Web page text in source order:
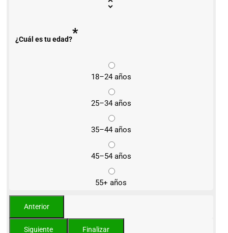
¿Cuál es tu edad?*
18–24 años
25–34 años
35–44 años
45–54 años
55+ años